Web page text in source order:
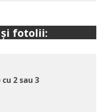
și fotolii:
2 sau 3